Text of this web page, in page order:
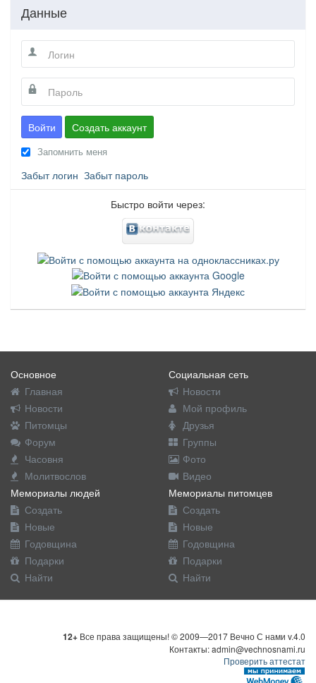
Данные
Войти Создать аккаунт
Запомнить меня
Забыт логин Забыт пароль
Быстро войти через:
Основное
Главная
Новости
Питомцы
Форум
Часовня
Молитвослов
Социальная сеть
Новости
Мой профиль
Друзья
Группы
Фото
Видео
Мемориалы людей
Создать
Новые
Годовщина
Подарки
Найти
Мемориалы питомцев
Создать
Новые
Годовщина
Подарки
Найти
12+ Все права защищены! © 2009—2017 Вечно С нами v.4.0
Контакты: admin@vechnosnami.ru
Проверить аттестат